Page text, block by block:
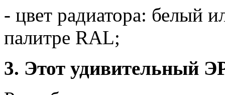
- цвет радиатора: белый
палитре RAL;
3. Этот удивительный